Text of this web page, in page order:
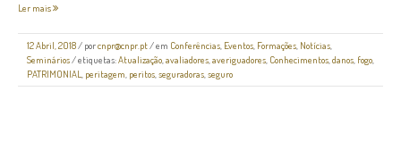
Ler mais
12 Abril, 2018/ porcnpr@cnpr.pt/ em Conferências, Eventos, Formações, Notícias,
Seminários/ etiquetas:Atualização,avaliadores,averiguadores, Conhecimentos,danos, fogo,
PATRIMONIAL, peritagem, peritos,seguradoras,seguro